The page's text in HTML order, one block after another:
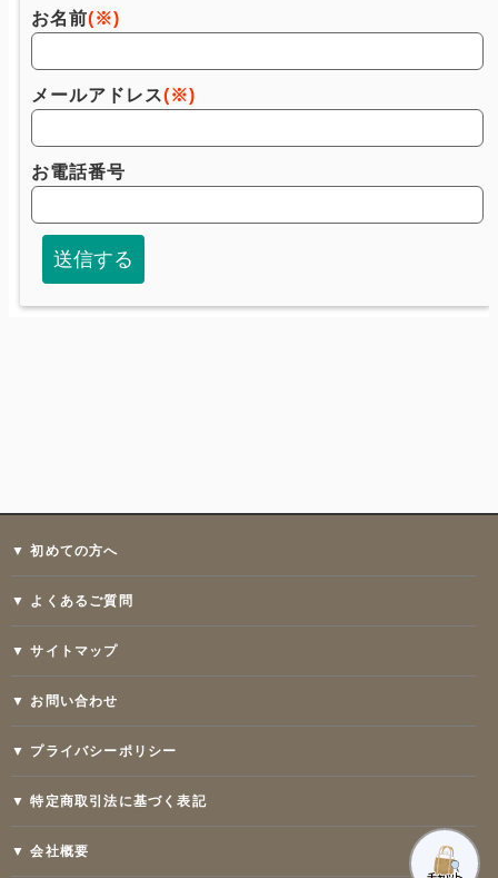
▼ 初めての方へ
▼ よくあるご質問
▼ サイトマップ
▼ お問い合わせ
▼ プライバシーポリシー
▼ 特定商取引法に基づく表記
▼ 会社概要